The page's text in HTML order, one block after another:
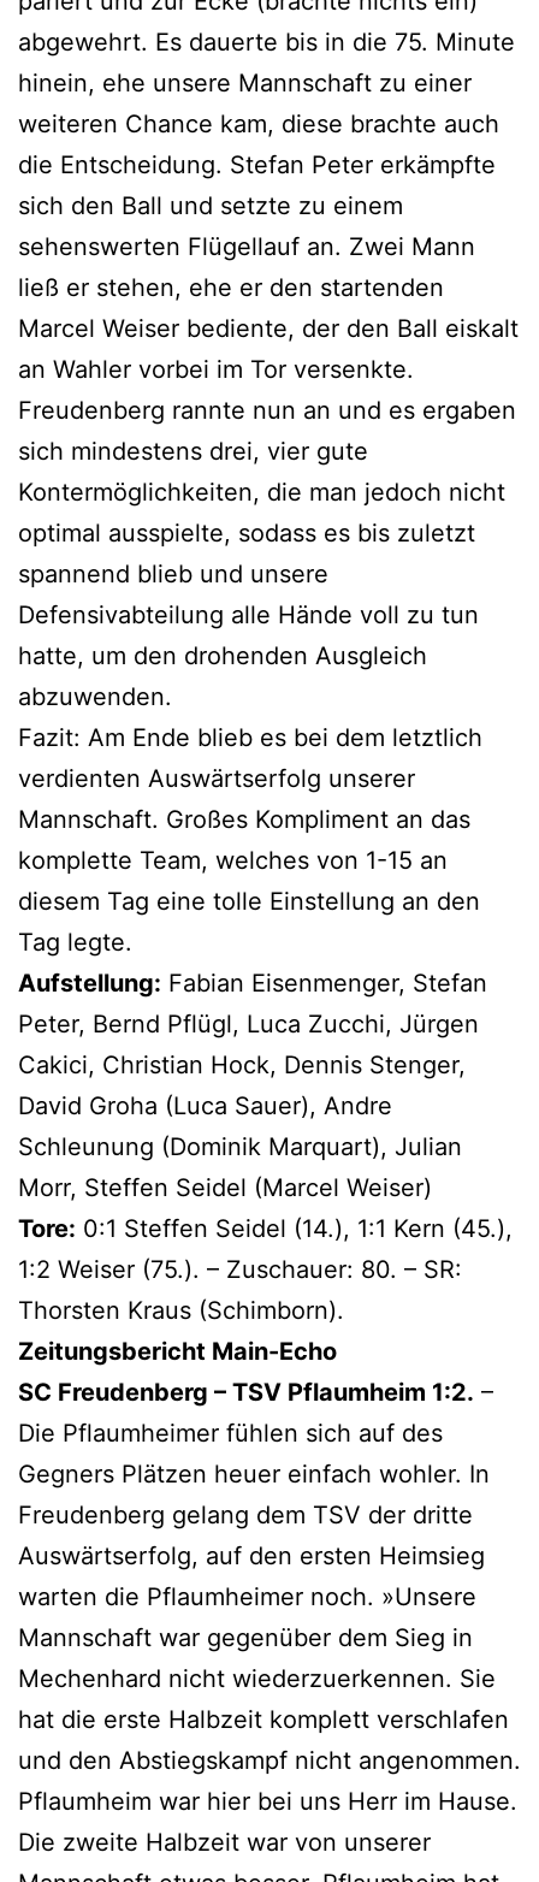
abgewehrt. Es dauerte bis in die 75. Minute
hinein, ehe unsere Mannschaft zu einer
weiteren Chance kam, diese brachte auch
die Entscheidung. Stefan Peter erkämpfte
sich den Ball und setzte zu einem
sehenswerten Flügellauf an. Zwei Mann
ließ er stehen, ehe er den startenden
Marcel Weiser bediente, der den Ball eiskalt
an Wahler vorbei im Tor versenkte.
Freudenberg rannte nun an und es ergaben
sich mindestens drei, vier gute
Kontermöglichkeiten, die man jedoch nicht
optimal ausspielte, sodass es bis zuletzt
spannend blieb und unsere
Defensivabteilung alle Hände voll zu tun
hatte, um den drohenden Ausgleich
abzuwenden.
Fazit: Am Ende blieb es bei dem letztlich
verdienten Auswärtserfolg unserer
Mannschaft. Großes Kompliment an das
komplette Team, welches von 1-15 an
diesem Tag eine tolle Einstellung an den
Tag legte.
Aufstellung: Fabian Eisenmenger, Stefan
Peter, Bernd Pflügl, Luca Zucchi, Jürgen
Cakici, Christian Hock, Dennis Stenger,
David Groha (Luca Sauer), Andre
Schleunung (Dominik Marquart), Julian
Morr, Steffen Seidel (Marcel Weiser)
Tore: 0:1 Steffen Seidel (14.), 1:1 Kern (45.),
1:2 Weiser (75.). – Zuschauer: 80. – SR:
Thorsten Kraus (Schimborn).
Zeitungsbericht Main-Echo
SC Freudenberg – TSV Pflaumheim 1:2. –
Die Pflaumheimer fühlen sich auf des
Gegners Plätzen heuer einfach wohler. In
Freudenberg gelang dem TSV der dritte
Auswärtserfolg, auf den ersten Heimsieg
warten die Pflaumheimer noch. »Unsere
Mannschaft war gegenüber dem Sieg in
Mechenhard nicht wiederzuerkennen. Sie
hat die erste Halbzeit komplett verschlafen
und den Abstiegskampf nicht angenommen.
Pflaumheim war hier bei uns Herr im Hause.
Die zweite Halbzeit war von unserer